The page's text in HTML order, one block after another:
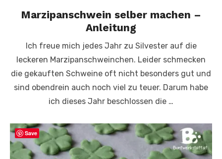
Marzipanschwein selber machen –
Anleitung
Ich freue mich jedes Jahr zu Silvester auf die
leckeren Marzipanschweinchen. Leider schmecken
die gekauften Schweine oft nicht besonders gut und
sind obendrein auch noch viel zu teuer. Darum habe
ich dieses Jahr beschlossen die …
Save